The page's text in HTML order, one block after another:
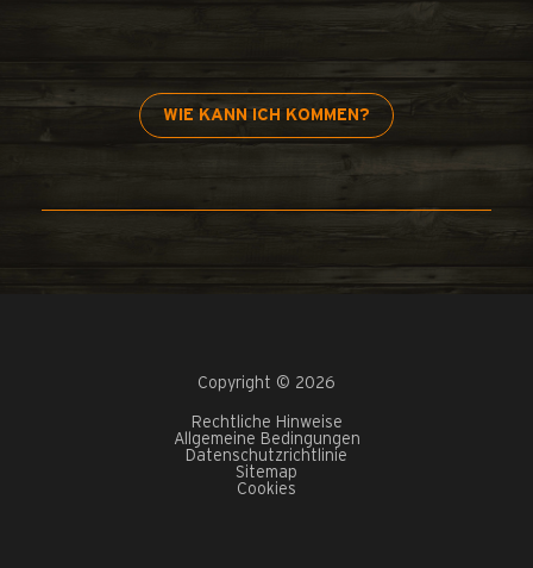
WIE KANN ICH KOMMEN?
Copyright © 2026
Rechtliche Hinweise
Allgemeine Bedingungen
Datenschutzrichtlinie
Sitemap
Cookies